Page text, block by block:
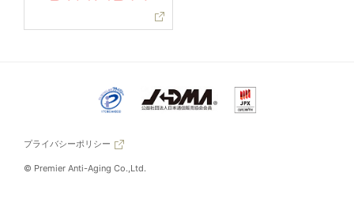
プライバシーポリシー
© Premier Anti-Aging Co.,Ltd.